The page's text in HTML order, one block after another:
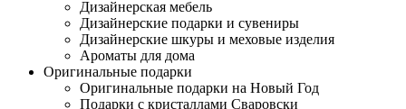
Дизайнерская мебель
Дизайнерские подарки и сувениры
Дизайнерские шкуры и меховые изделия
Ароматы для дома
Оригинальные подарки
Оригинальные подарки на Новый Год
Подарки с кристаллами Сваровски